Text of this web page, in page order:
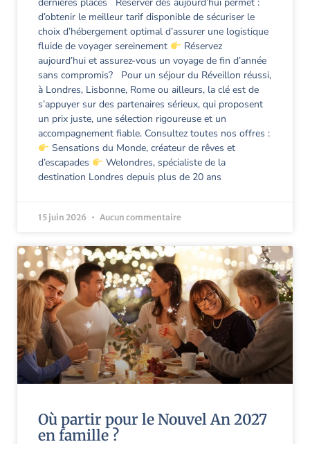
dernières places Réserver dès aujourd’hui permet :
d’obtenir le meilleur tarif disponible de sécuriser le
choix d’hébergement optimal d’assurer une logistique
fluide de voyager sereinement
Réservez
aujourd’hui et assurez-vous un voyage de fin d’année
sans compromis? Pour un séjour du Réveillon réussi,
à Londres, Lisbonne, Rome ou ailleurs, la clé est de
s’appuyer sur des partenaires sérieux, qui proposent
un prix juste, une sélection rigoureuse et un
accompagnement fiable. Consultez toutes nos offres :
Sensations du Monde, créateur de rêves et
d’escapades
Welondres, spécialiste de la
destination Londres depuis plus de 20 ans
15 juin 2026 Aucun commentaire
Où partir pour le Nouvel An 2027
en famille ?